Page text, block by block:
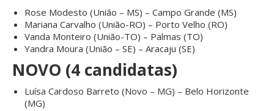
Rose Modesto (União – MS) – Campo Grande (MS)
Mariana Carvalho (União-RO) – Porto Velho (RO)
Vanda Monteiro (União-TO) – Palmas (TO)
Yandra Moura (União – SE) – Aracaju (SE)
NOVO (4 candidatas)
Luísa Cardoso Barreto (Novo – MG) – Belo Horizonte
(MG)